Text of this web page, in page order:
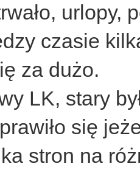
urlopy,
czasie
za dużo.
LK, stary
się
stron na